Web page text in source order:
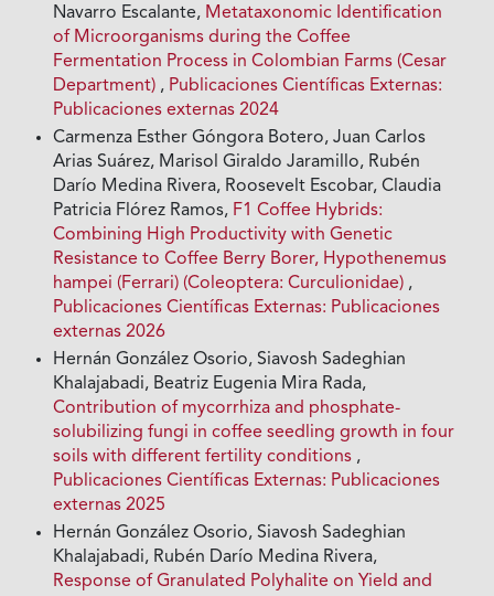
Navarro Escalante, Metataxonomic Identification
of Microorganisms during the Coffee
Fermentation Process in Colombian Farms (Cesar
Department) , Publicaciones Científicas Externas:
Publicaciones externas 2024
Carmenza Esther Góngora Botero, Juan Carlos
Arias Suárez, Marisol Giraldo Jaramillo, Rubén
Darío Medina Rivera, Roosevelt Escobar, Claudia
Patricia Flórez Ramos, F1 Coffee Hybrids:
Combining High Productivity with Genetic
Resistance to Coffee Berry Borer, Hypothenemus
hampei (Ferrari) (Coleoptera: Curculionidae) ,
Publicaciones Científicas Externas: Publicaciones
externas 2026
Hernán González Osorio, Siavosh Sadeghian
Khalajabadi, Beatriz Eugenia Mira Rada,
Contribution of mycorrhiza and phosphate-
solubilizing fungi in coffee seedling growth in four
soils with different fertility conditions ,
Publicaciones Científicas Externas: Publicaciones
externas 2025
Hernán González Osorio, Siavosh Sadeghian
Khalajabadi, Rubén Darío Medina Rivera,
Response of Granulated Polyhalite on Yield and